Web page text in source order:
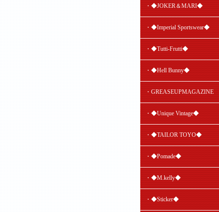
・◆JOKER＆MARI◆
・◆Imperial Sportswear◆
・◆Tutti-Frutti◆
・◆Hell Bunny◆
・GREASEUPMAGAZINE
・◆Unique Vintage◆
・◆TAILOR TOYO◆
・◆Pomade◆
・◆M.kelly◆
・◆Sticker◆